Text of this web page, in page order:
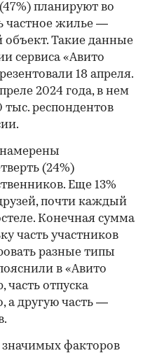
планируют во
частное жилье —
объект. Такие данные
сервиса «Авито
18 апреля.
2024 года, в нем
тыс. респондентов
(24%)
Еще 13%
почти каждый
Конечная сумма
часть участников
разные типы
в «Авито
часть отпуска
а другую часть —
факторов